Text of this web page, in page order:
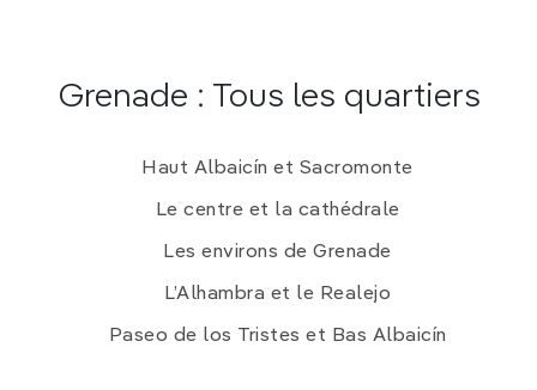
Grenade : Tous les quartiers
Haut Albaicín et Sacromonte
Le centre et la cathédrale
Les environs de Grenade
L’Alhambra et le Realejo
Paseo de los Tristes et Bas Albaicín